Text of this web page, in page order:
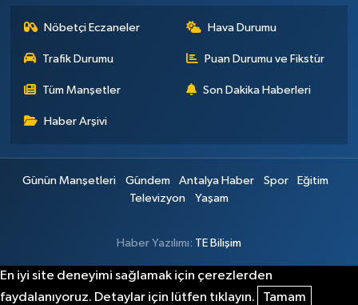
Nöbetçi Eczaneler Hava Durumu
Trafik Durumu Puan Durumu ve Fikstür
Tüm Manşetler Son Dakika Haberleri
Haber Arşivi
Günün Manşetleri Gündem Antalya Haber Spor
Eğitim
Televizyon
Yaşam
Haber Yazılımı: TE Bilişim
En iyi site deneyimi sağlamak için çerezlerden
faydalanıyoruz. Detaylar için lütfen tıklayın.
Tamam